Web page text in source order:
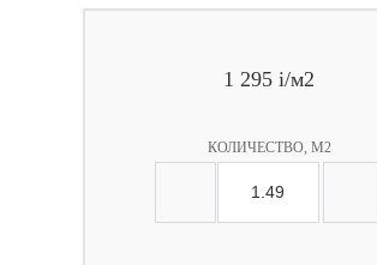
1 295 i/м2
КОЛИЧЕСТВО, М2